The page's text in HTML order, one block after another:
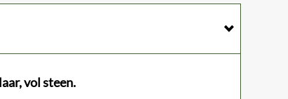
vol steen.